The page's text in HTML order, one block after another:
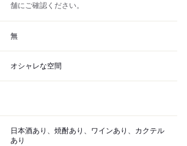
舗にご確認ください。
無
オシャレな空間
日本酒あり、焼酎あり、ワインあり、カクテル
あり